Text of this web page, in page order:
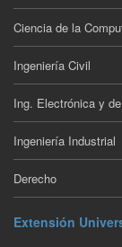
Ciencia de la
Ingeniería Civil
Ing. Electrónica y
Ingeniería Industrial
Derecho
Extensión